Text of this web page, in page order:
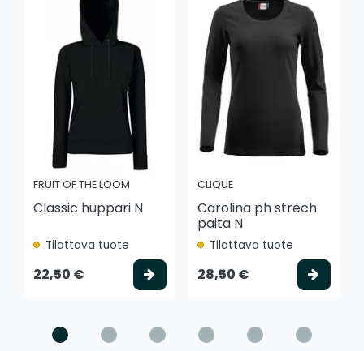
FRUIT OF THE LOOM
Classic huppari N
Tilattava tuote
22,50 € Valitse vaihtoehto
CLIQUE
Carolina ph strech
paita N
Tilattava tuote
28,50 €